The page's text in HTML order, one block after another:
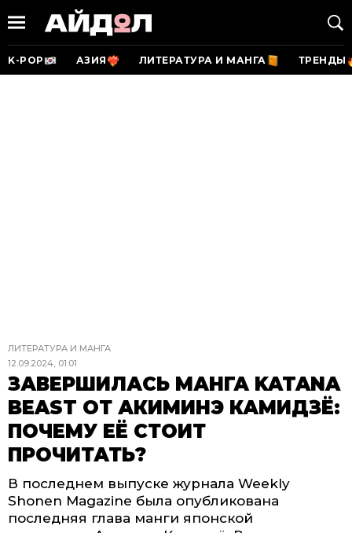
K-POP АЗИЯ ЛИТЕРАТУРА И МАНГА ТРЕНДЫ
ЛИТЕРАТУРА И МАНГА
12.09.2024, 01:01
ЗАВЕРШИЛАСЬ МАНГА KATANA
BEAST ОТ АКИМИНЭ КАМИДЗЁ:
ПОЧЕМУ ЕЁ СТОИТ
ПРОЧИТАТЬ?
В последнем выпуске журнала Weekly
Shonen Magazine была опубликована
последняя глава манги японской